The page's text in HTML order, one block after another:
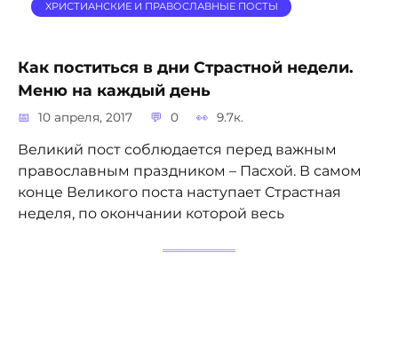
ХРИСТИАНСКИЕ И ПРАВОСЛАВНЫЕ ПОСТЫ
Как поститься в дни Страстной недели.
Меню на каждый день
10 апреля, 2017 0 9.7к.
Великий пост соблюдается перед важным
православным праздником – Пасхой. В самом
конце Великого поста наступает Страстная
неделя, по окончании которой весь